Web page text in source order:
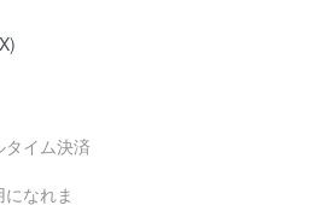
タイム決済
なれま